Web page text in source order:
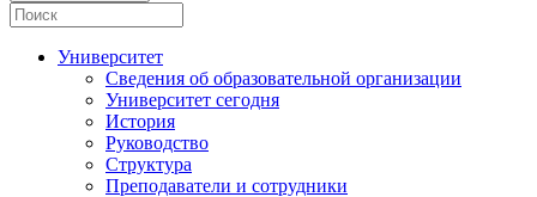
Университет
Сведения об образовательной организации
Университет сегодня
История
Руководство
Структура
Преподаватели и сотрудники